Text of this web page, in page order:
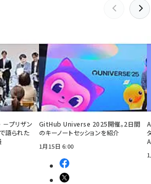
プリザン
語られた
GitHub Universe 2025開催。2日間
のキーノートセッションを紹介
1月15日 6:00